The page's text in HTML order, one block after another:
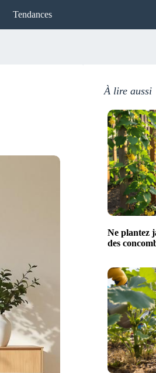
Tendances
À lire aussi
Ne plantez
des